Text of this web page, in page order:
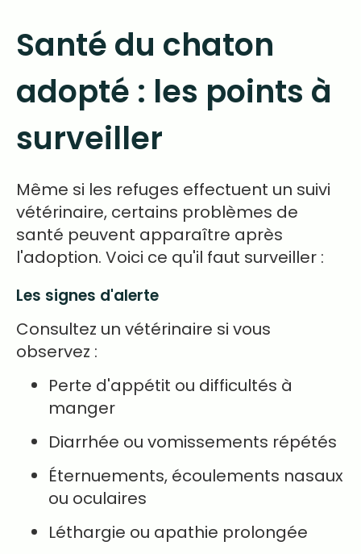
Santé du chaton
adopté : les points à
surveiller
Même si les refuges effectuent un suivi
vétérinaire, certains problèmes de
santé peuvent apparaître après
l'adoption. Voici ce qu'il faut surveiller :
Les signes d'alerte
Consultez un vétérinaire si vous
observez :
Perte d'appétit ou difficultés à
manger
Diarrhée ou vomissements répétés
Éternuements, écoulements nasaux
ou oculaires
Léthargie ou apathie prolongée